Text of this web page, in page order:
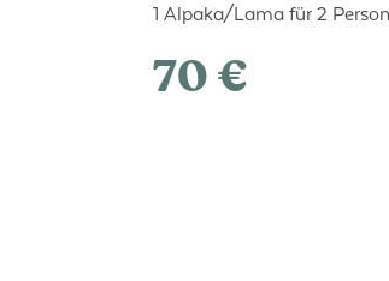
1 Alpaka/Lama für 2
70 €